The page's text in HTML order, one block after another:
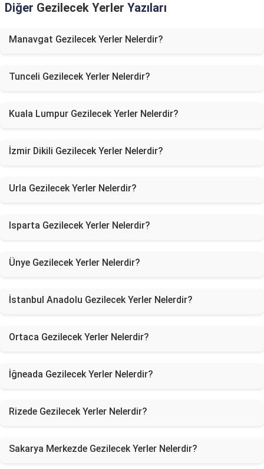
Diğer Gezilecek Yerler Yazıları
Manavgat Gezilecek Yerler Nelerdir?
Tunceli Gezilecek Yerler Nelerdir?
Kuala Lumpur Gezilecek Yerler Nelerdir?
İzmir Dikili Gezilecek Yerler Nelerdir?
Urla Gezilecek Yerler Nelerdir?
Isparta Gezilecek Yerler Nelerdir?
Ünye Gezilecek Yerler Nelerdir?
İstanbul Anadolu Gezilecek Yerler Nelerdir?
Ortaca Gezilecek Yerler Nelerdir?
İğneada Gezilecek Yerler Nelerdir?
Rizede Gezilecek Yerler Nelerdir?
Sakarya Merkezde Gezilecek Yerler Nelerdir?